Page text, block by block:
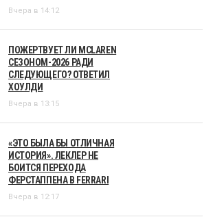
Вчера в 14:12
ПОЖЕРТВУЕТ ЛИ MCLAREN
СЕЗОНОМ-2026 РАДИ
СЛЕДУЮЩЕГО? ОТВЕТИЛ
ХОУЛДИ
Вчера в 13:15
«ЭТО БЫЛА БЫ ОТЛИЧНАЯ
ИСТОРИЯ». ЛЕКЛЕР НЕ
БОИТСЯ ПЕРЕХОДА
ФЕРСТАППЕНА В FERRARI
Вчера в 12:17